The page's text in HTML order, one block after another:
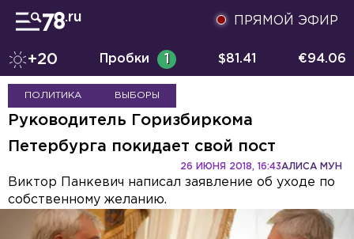
ПРЯМОЙ ЭФИР
+20 Пробки 1 $81.41 €94.06
ПОЛИТИКА ВЫБОРЫ
Руководитель Горизбиркома
Петербурга покидает свой пост
АЛИСА МУН
26 ИЮНЯ 2018, 16:43
Виктор Панкевич написал заявление об уходе по
собственному желанию.